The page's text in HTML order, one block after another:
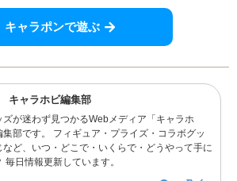
キャラポンで遊ぶ
キャラホビ編集部
ズが迷わず見つかるWebメディア「キャラホ
集部です。 フィギュア・プライズ・コラボグッ
など、いつ・どこで・いくらで・どうやって手に
毎日情報更新しています。